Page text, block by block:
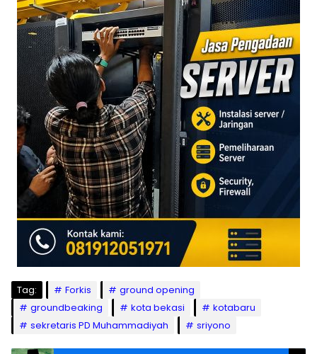
Tag: Forkis
ground opening
groundbeaking
kota bekasi
kotabaru
sekretaris PD Muhammadiyah
sriyono